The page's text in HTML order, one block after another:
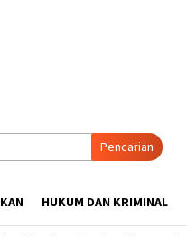
Pencarian
HUKUM DAN KRIMINAL